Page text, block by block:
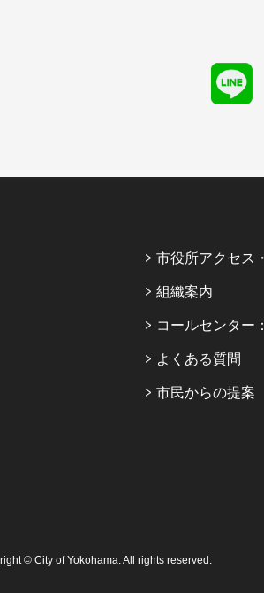
市役所アクセス
組織案内
コールセンター
よくある質問
市民からの提案
© City of Yokohama. All rights reserved.